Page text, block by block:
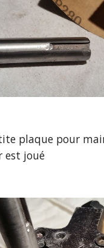
plaque pour
est joué